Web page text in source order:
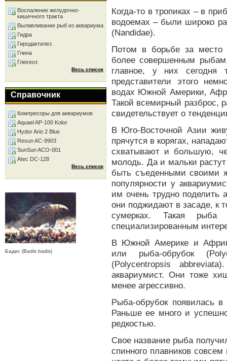
Когда-то в тропиках – в
водоемах – были широко
(Nandidae).
Потом в борьбе за место
более совершенным
главное, у них сегодня
представители этого
водах Южной Америки,
Такой всемирный разброс,
свидетельствует о
В Юго-Восточной Азии
прячутся в корягах,
схватывают и большую,
молодь. Да и мальки
быть съеденными своими
популярности у
им очень трудно поделить
они поджидают в засаде, к
сумерках. Такая
специализированным
В Южной Америке и
или рыба-обрубок
(Polycentropsis
аквариумист. Они тоже
менее агрессивно.
Рыба-обрубок появилась
Раньше ее много и
редкостью.
Свое название рыба
спинного плавников
Воспаление желудочно-
кишечного тракта
Вылавливание рыб из аквариума
Гидра
Гиродактилез
Глина
Глюгеоз
Весь список
Справочник
Компресоры для аквариумов
Aquael AP-100 Kolor
Hydor Ario 2 Blue
Resun AC-9903
SunSun ACO-001
Atec DC-128
Весь список
Бадис (Badis badis)